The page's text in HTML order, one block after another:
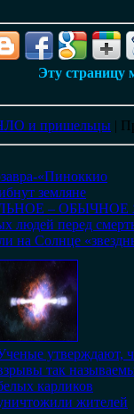
Эту страницу
и пришельцы |
«Пиноккио
земляне
– ОБЫЧНОЕ
людей перед
на Солнце
утверждают,
так
карликов
жителей